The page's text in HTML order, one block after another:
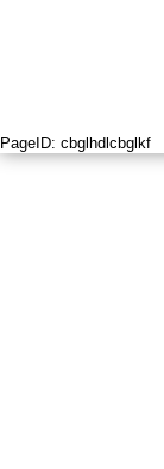
PageID: cbglhdlcbglkf